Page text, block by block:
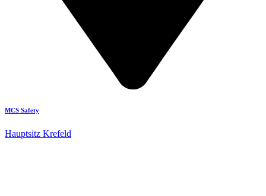
MCS Safety
Hauptsitz Krefeld